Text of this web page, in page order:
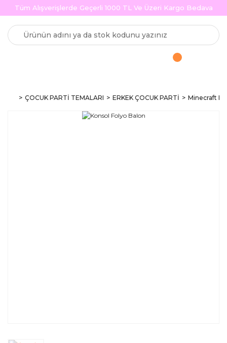
Tüm Alışverişlerde Geçerli 1000 TL Ve Üzeri Kargo Bedava
ÇOCUK PARTİ TEMALARI ERKEK ÇOCUK PARTİ Minecraft